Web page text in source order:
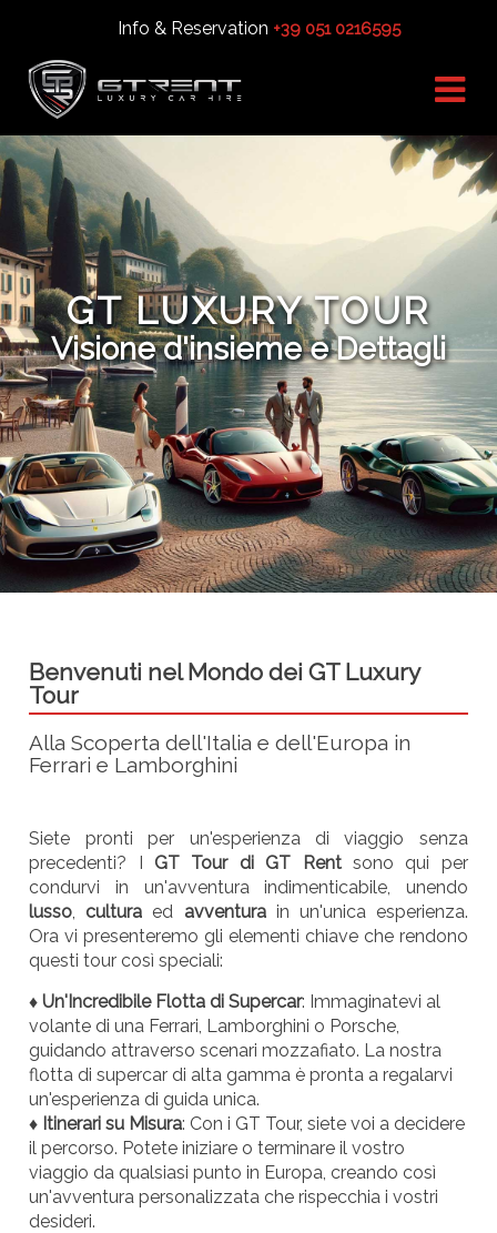
Info & Reservation +39 051 0216595
GT LUXURY TOUR
Visione d'insieme e Dettagli
Benvenuti nel Mondo dei GT Luxury
Tour
Alla Scoperta dell'Italia e dell'Europa in
Ferrari e Lamborghini
Siete pronti per un'esperienza di viaggio senza
precedenti? I GT Tour di GT Rentsono qui per
condurvi in un'avventura indimenticabile, unendo
lusso, cultura ed avventurain un'unica esperienza.
Ora vi presenteremo gli elementi chiave che rendono
questi tour così speciali:
♦ Un'Incredibile Flotta di Supercar: Immaginatevi al
volante di una Ferrari, Lamborghini o Porsche,
guidando attraverso scenari mozzafiato. La nostra
flotta di supercar di alta gamma è pronta a regalarvi
un'esperienza di guida unica.
♦ Itinerari su Misura: Con i GT Tour, siete voi a decidere
il percorso. Potete iniziare o terminare il vostro
viaggio da qualsiasi punto in Europa, creando così
un'avventura personalizzata che rispecchia i vostri
desideri.